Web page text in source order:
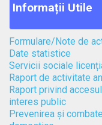
Informații Utile
Formulare/Note de
Date statistice
Servicii sociale
Raport de activitate
Raport privind
interes public
Prevenirea și